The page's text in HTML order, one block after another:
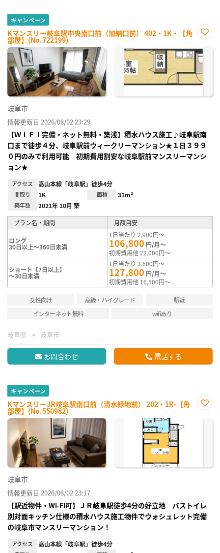
キャンペーン
Kマンスリー岐阜駅中央南口前（加納口前） 402・1K・【角
部屋】(No.722199)
に入
り登
録
岐阜市
情報更新日 2026/08/02 23:29
【ＷｉＦｉ完備・ネット無料・築浅】積水ハウス施工♪岐阜駅南
口まで徒歩４分、岐阜駅前ウィークリーマンション★１日３９９
０円のみで利用可能 初期費用割安な岐阜駅前マンスリーマンシ
ョン★
アクセス 高山本線「岐阜駅」徒歩4分
間取り 1K 面積 31m²
築年数 2021年 10月 築
プラン名・期間 月額目安
ロング
30日以上～360日未満
1日当たり 2,900円～
106,800 円/月～
初期費用他 22,000円～
ショート【7日以上】
～30日未満
1日当たり 3,600円～
127,800 円/月～
初期費用他 16,500円～
女性向け 高級・ハイグレード
駅近
インターネット無料
wifiあり
岐阜県 岐阜市
お問合わせ 電話する
キャンペーン
KマンスリーJR岐阜駅南口前（清水緑地前） 202・1R-【角
部屋】(No.550982)
に入
岐阜市
情報更新日 2026/08/02 23:17
【駅近物件・Wi-Fi可】ＪＲ岐阜駅徒歩4分の好立地 バストイレ
別対面キッチン仕様の積水ハウス施工物件でウォシュレット完備
の岐阜市マンスリーマンション！
アクセス 高山本線「岐阜駅」徒歩4分